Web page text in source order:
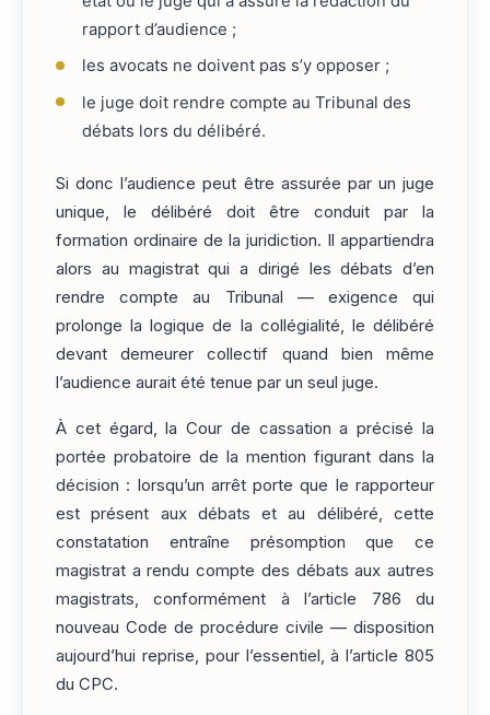
rapport d’audience ;
les avocats ne doivent pas s’y opposer ;
le juge doit rendre compte au Tribunal des
débats lors du délibéré.
Si donc l’audience peut être assurée par un juge
unique, le délibéré doit être conduit par la
formation ordinaire de la juridiction. Il appartiendra
alors au magistrat qui a dirigé les débats d’en
rendre compte au Tribunal — exigence qui
prolonge la logique de la collégialité, le délibéré
devant demeurer collectif quand bien même
l’audience aurait été tenue par un seul juge.
À cet égard, la Cour de cassation a précisé la
portée probatoire de la mention figurant dans la
décision : lorsqu’un arrêt porte que le rapporteur
est présent aux débats et au délibéré, cette
constatation entraîne présomption que ce
magistrat a rendu compte des débats aux autres
magistrats, conformément à l’article 786 du
nouveau Code de procédure civile — disposition
aujourd’hui reprise, pour l’essentiel, à l’article 805
du CPC.